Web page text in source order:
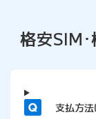
格安SIM
質問 支払方